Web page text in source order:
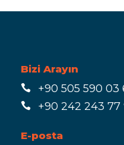
Bizi Arayın
+90 505 590 03
+90 242 243 77
E-posta